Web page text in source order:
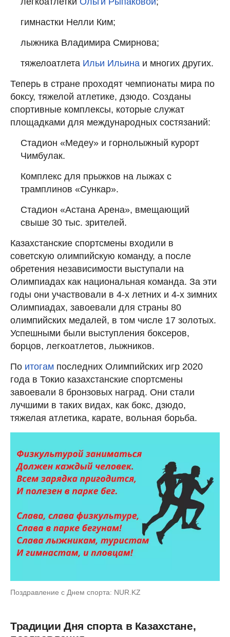
гимнастки Нелли Ким;
лыжника Владимира Смирнова;
тяжелоатлета Ильи Ильина и многих других.
Теперь в стране проходят чемпионаты мира по
боксу, тяжелой атлетике, дзюдо. Созданы
спортивные комплексы, которые служат
площадками для международных состязаний:
Стадион «Медеу» и горнолыжный курорт
Чимбулак.
Комплекс для прыжков на лыжах с
трамплинов «Сункар».
Стадион «Астана Арена», вмещающий
свыше 30 тыс. зрителей.
Казахстанские спортсмены входили в
советскую олимпийскую команду, а после
обретения независимости выступали на
Олимпиадах как национальная команда. За эти
годы они участвовали в 4-х летних и 4-х зимних
Олимпиадах, завоевали для страны 80
олимпийских медалей, в том числе 17 золотых.
Успешными были выступления боксеров,
борцов, легкоатлетов, лыжников.
По итогам последних Олимпийских игр 2020
года в Токио казахстанские спортсмены
завоевали 8 бронзовых наград. Они стали
лучшими в таких видах, как бокс, дзюдо,
тяжелая атлетика, карате, вольная борьба.
Поздравление с Днем спорта: NUR.KZ
Традиции Дня спорта в Казахстане,